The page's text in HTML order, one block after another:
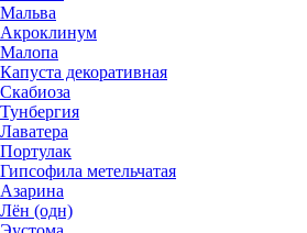
Мальва
Акроклинум
Малопа
Капуста декоративная
Скабиоза
Тунбергия
Лаватера
Портулак
Гипсофила метельчатая
Азарина
Лён (одн)